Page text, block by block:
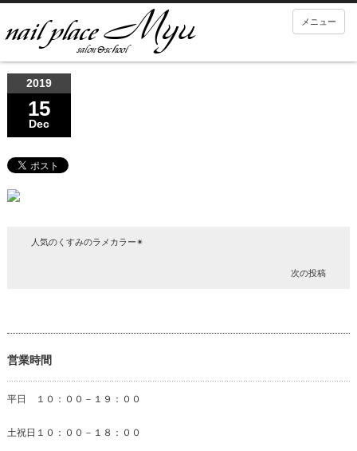
メニュー
2019
15
Dec
人気のくすみのラメカラー✴︎
次の投稿
営業時間
平日 １０：００－１９：００
土祝日１０：００－１８：００